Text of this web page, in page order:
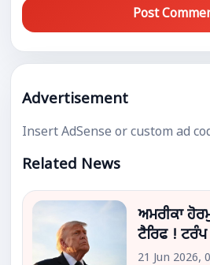
Post
Advertisement
Insert AdSense or custom ad
Related News
ਅਮਰੀਕਾ
ਟੈਰਿਫ !
21 Jun 2026,